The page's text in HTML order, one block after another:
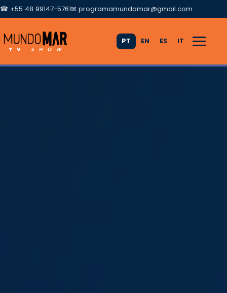
☎ +55 48 99147-5761✉ programamundomar@gmail.com
PT EN ES IT